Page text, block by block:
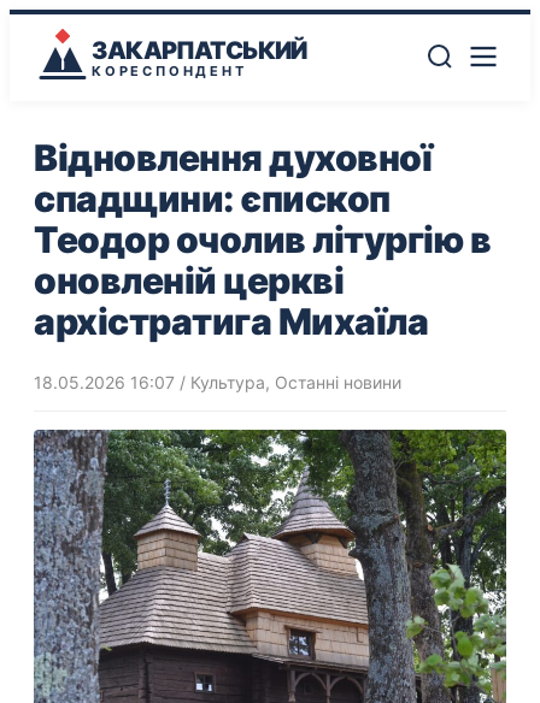
ЗАКАРПАТСЬКИЙ
КОРЕСПОНДЕНТ
Відновлення духовної
спадщини: єпископ
Теодор очолив літургію в
оновленій церкві
архістратига Михаїла
18.05.2026 16:07 / Культура, Останні новини